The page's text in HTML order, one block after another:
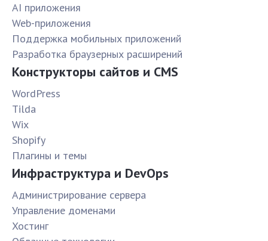
AI приложения
Web-приложения
Поддержка мобильных приложений
Разработка браузерных расширений
Конструкторы сайтов и CMS
WordPress
Tilda
Wix
Shopify
Плагины и темы
Инфраструктура и DevOps
Администрирование сервера
Управление доменами
Хостинг